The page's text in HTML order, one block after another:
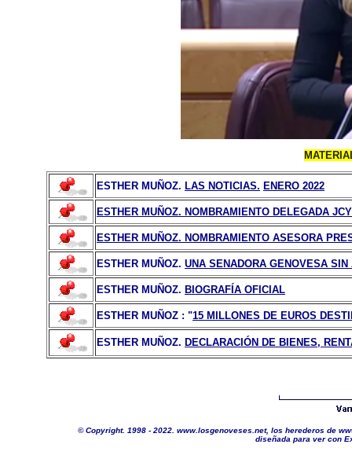
ESTHER MUÑOZ. LAS NOTICIAS. ENERO 2022
ESTHER MUÑOZ. NOMBRAMIENTO DELEGADA
ESTHER MUÑOZ. NOMBRAMIENTO ASESORA
ESTHER MUÑOZ. UNA SENADORA GENOVESA SIN
ESTHER MUÑOZ. BIOGRAFÍA OFICIAL
ESTHER MUÑOZ : "15 MILLONES DE EUROS
ESTHER MUÑOZ. DECLARACIÓN DE BIENES,
©Copyright. 1998 - 2022. www.losgenoveses.net, los herederos de
diseñada para ver con